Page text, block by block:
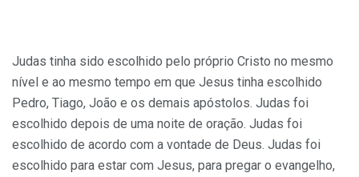
Judas tinha sido escolhido pelo próprio Cristo no mesmo
nível e ao mesmo tempo em que Jesus tinha escolhido
Pedro, Tiago, João e os demais apóstolos. Judas foi
escolhido depois de uma noite de oração. Judas foi
escolhido de acordo com a vontade de Deus. Judas foi
escolhido para estar com Jesus, para pregar o evangelho,